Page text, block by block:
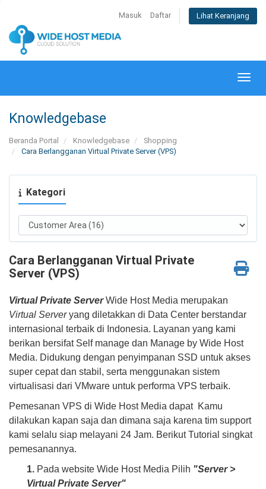
Masuk Daftar Lihat Keranjang
Knowledgebase
Beranda Portal Knowledgebase
Shopping
Cara Berlangganan Virtual Private Server (VPS)
Kategori
Cara Berlangganan Virtual Private
Server (VPS)
Virtual Private Server Wide Host Media merupakan
Virtual Serveryang diletakkan di Data Center berstandar
internasional terbaik di Indonesia. Layanan yang kami
berikan bersifat Self manage dan Manage by Wide Host
Media. Didukung dengan penyimpanan SSD untuk akses
super cepat dan stabil, serta menggunakan sistem
virtualisasi dari VMware untuk performa VPS terbaik.
Pemesanan VPS di Wide Host Media dapat Kamu
dilakukan kapan saja dan dimana saja karena tim support
kami selalu siap melayani 24 Jam. Berikut Tutorial singkat
pemesanannya.
1. Pada website Wide Host Media Pilih "Server>
Virtual Private Server"